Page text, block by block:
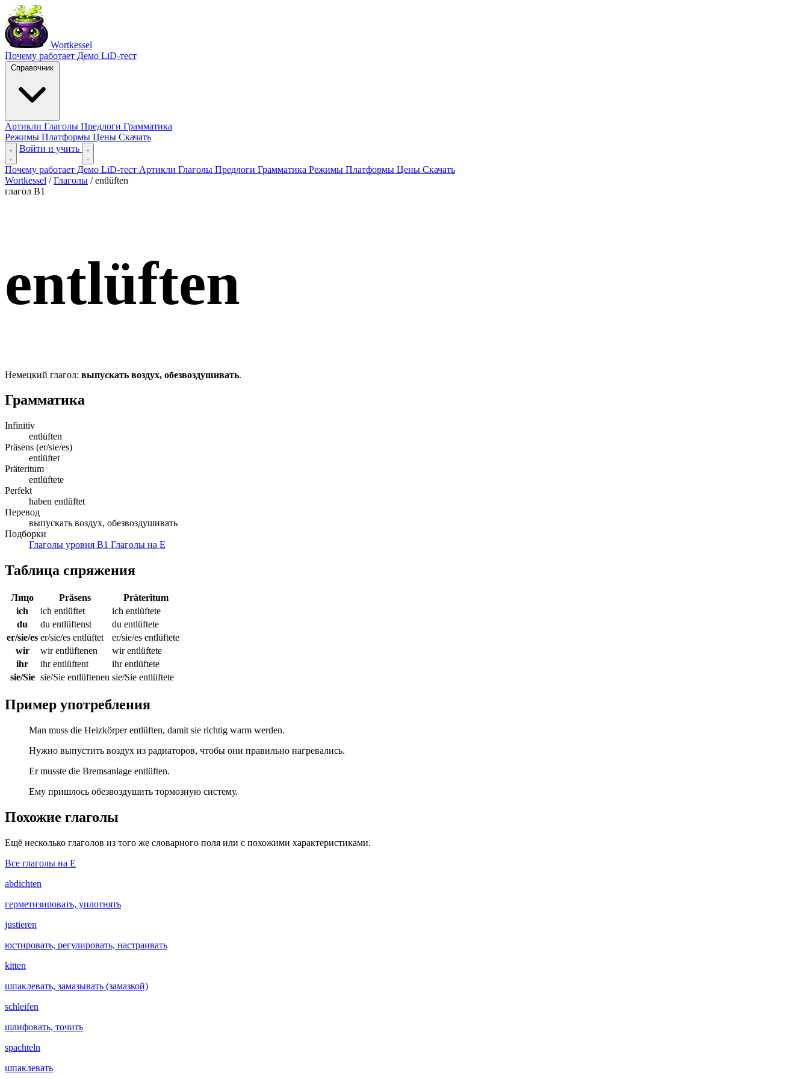
Wortkessel
Почему работает Демо LiD-тест
Справочник
Артикли Глаголы Предлоги Грамматика
Режимы Платформы Цены Скачать
Войти и учить
Почему работает Демо LiD-тест Артикли Глаголы Предлоги Грамматика Режимы Платформы Цены Скачать
Wortkessel / Глаголы / entlüften
глагол B1
entlüften
Немецкий глагол: выпускать воздух, обезвоздушивать.
Грамматика
Infinitiv
entlüften
Präsens (er/sie/es)
entlüftet
Präteritum
entlüftete
Perfekt
haben entlüftet
Перевод
выпускать воздух, обезвоздушивать
Подборки
Глаголы уровня B1 Глаголы на E
Таблица спряжения
Лицо Präsens
Präteritum
ich
ich entlüftet
ich entlüftete
du
du entlüftenst
du entlüftete
er/sie/es er/sie/es entlüftet
er/sie/es entlüftete
wir
wir entlüftenen
wir entlüftete
ihr
ihr entlüftent
ihr entlüftete
sie/Sie sie/Sie entlüftenen sie/Sie entlüftete
Пример употребления
Man muss die Heizkörper entlüften, damit sie richtig warm werden.
Нужно выпустить воздух из радиаторов, чтобы они правильно нагревались.
Er musste die Bremsanlage entlüften.
Ему пришлось обезвоздушить тормозную систему.
Похожие глаголы
Ещё несколько глаголов из того же словарного поля или с похожими характеристиками.
Все глаголы на E
abdichten
герметизировать, уплотнять
justieren
юстировать, регулировать, настраивать
kitten
шпаклевать, замазывать (замазкой)
schleifen
шлифовать, точить
spachteln
шпаклевать